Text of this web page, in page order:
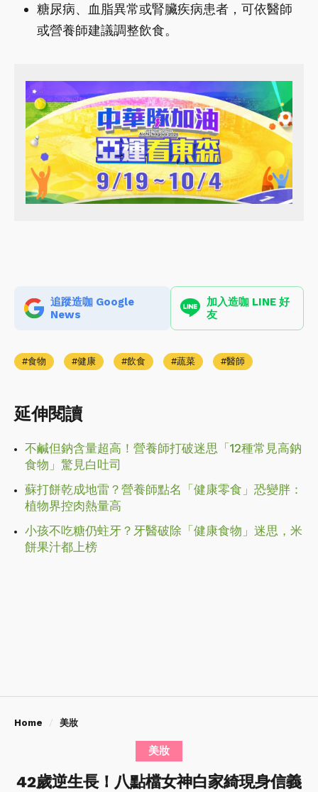
糖尿病、血脂異常或腎臟疾病患者，可依醫師
或營養師建議調整飲食。
追蹤造咖 Google
News
加入造咖 LINE 好
友
食物 健康 飲食 蔬菜 醫師
延伸閱讀
不鹹但鈉含量超高！營養師打破迷思「12種常見高鈉
食物」驚見白吐司
蘇打餅乾成地雷？營養師點名「健康零食」恐變胖：
植物界控肉熱量高
小孩不吃糖仍蛀牙？牙醫破除「健康食物」迷思，米
餅果汁都上榜
Home 美妝
美妝
42歲逆生長！八點檔女神白家綺現身信義